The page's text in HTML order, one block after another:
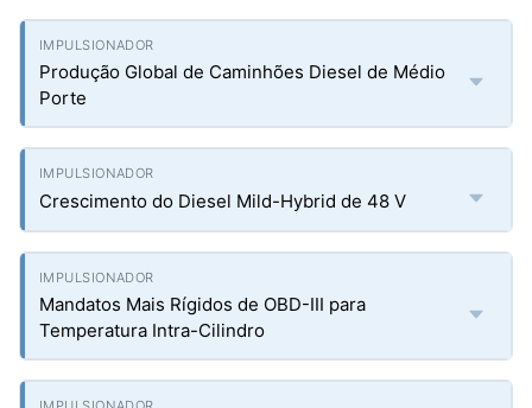
Produção Global de Caminhões Diesel de Médio
Porte
Crescimento do Diesel Mild-Hybrid de 48 V
Mandatos Mais Rígidos de OBD-III para
Temperatura Intra-Cilindro